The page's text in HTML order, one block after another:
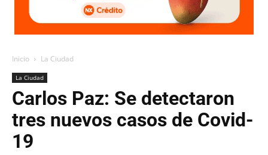
Inicio La Ciudad
La Ciudad
Carlos Paz: Se detectaron
tres nuevos casos de Covid-
19